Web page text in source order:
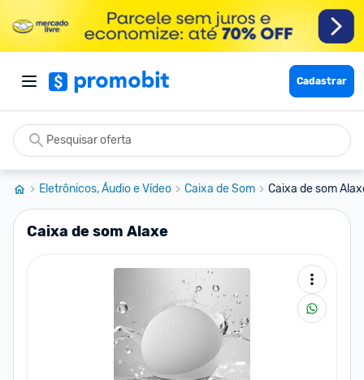
Cadastrar
Eletrônicos, Áudio e Vídeo Caixa de Som Caixa de som
Caixa de som Alaxe